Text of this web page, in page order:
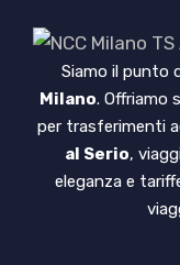
Siamo il punto
Milano. Offriamo
per trasferimenti
al Serio,
eleganza e